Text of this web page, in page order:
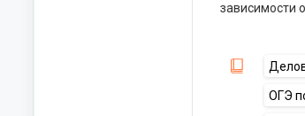
зависимости
ОГЭ